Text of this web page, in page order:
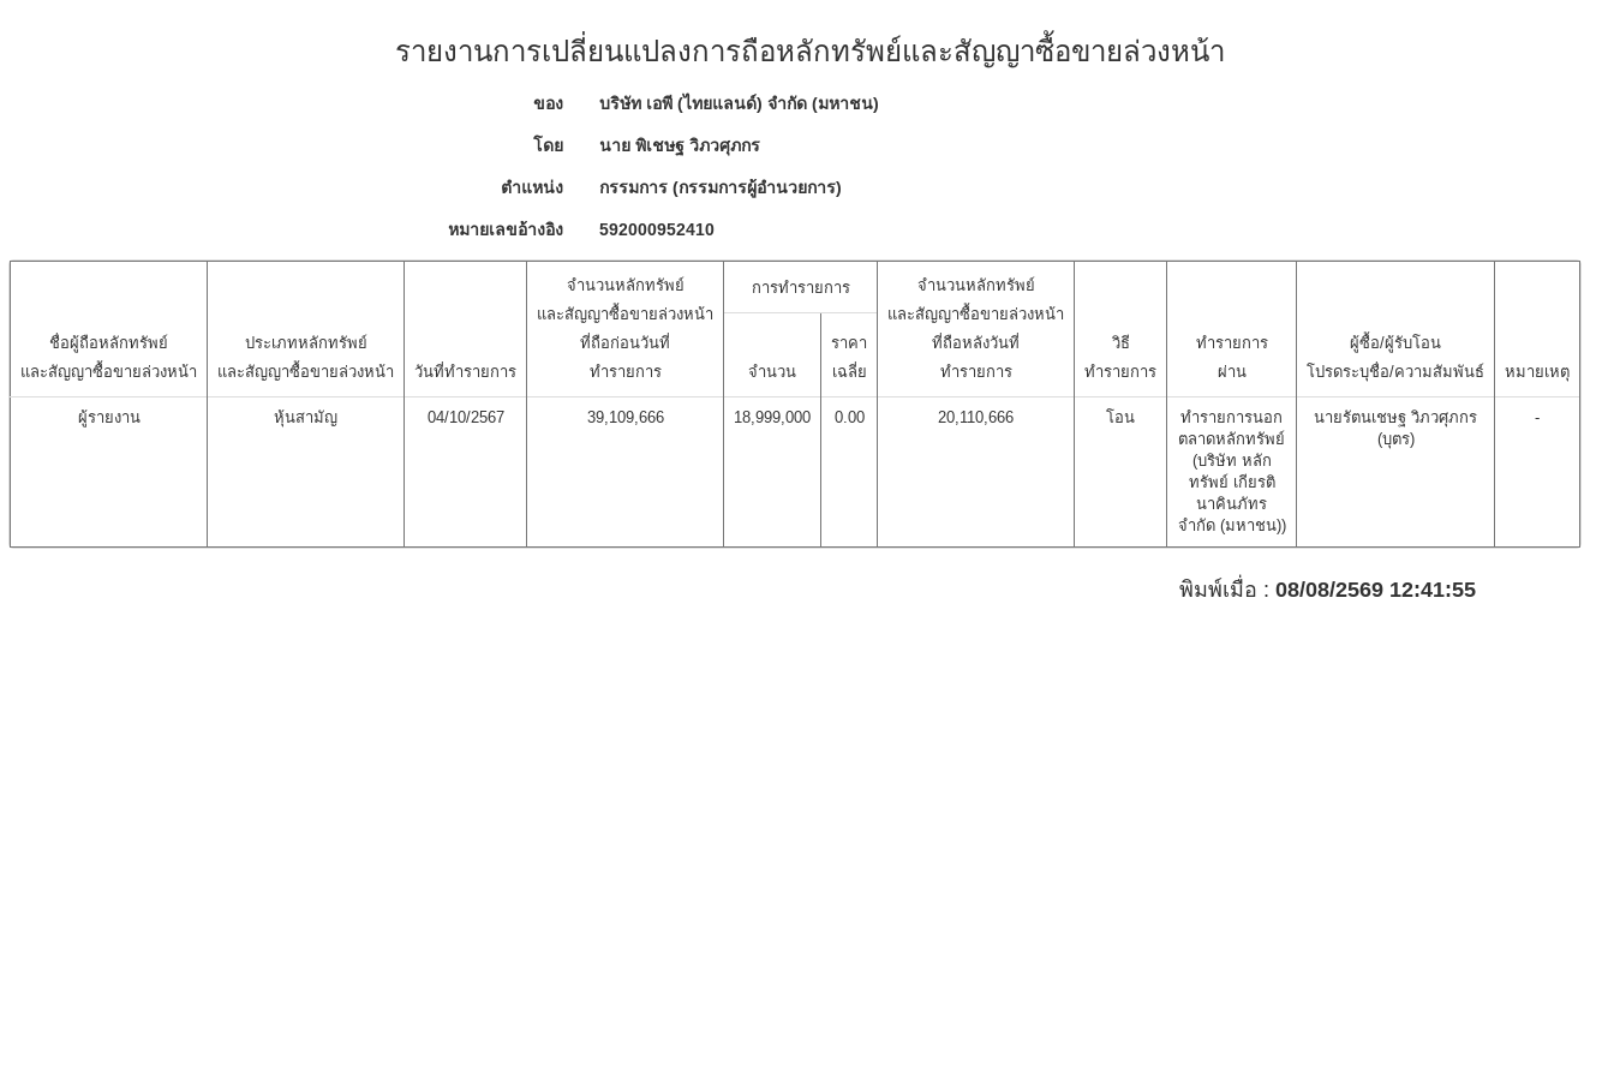
รายงานการเปลี่ยนแปลงการถือหลักทรัพย์และสัญญาซื้อขายล่วงหน้า
ของ บริษัท เอพี (ไทยแลนด์) จำกัด (มหาชน)
โดย นาย พิเชษฐ วิภวศุภกร
ตำแหน่ง กรรมการ (กรรมการผู้อำนวยการ)
หมายเลขอ้างอิง 592000952410
ชื่อผู้ถือหลักทรัพย์
และสัญญาซื้อขายล่วงหน้า
ประเภทหลักทรัพย์
และสัญญาซื้อขายล่วงหน้า
วันที่ทำรายการ
จำนวนหลักทรัพย์
และสัญญาซื้อขายล่วงหน้า
ที่ถือก่อนวันที่
ทำรายการ
การทำรายการ
จำนวนหลักทรัพย์
และสัญญาซื้อขายล่วงหน้า
ที่ถือหลังวันที่
ทำรายการ
วิธี
ทำรายการ
ทำรายการ
ผ่าน
ผู้ซื้อ/ผู้รับโอน
โปรดระบุชื่อ/ความสัมพันธ์
หมายเหตุ
จำนวน
ราคา
เฉลี่ย
ผู้รายงาน หุ้นสามัญ 04/10/2567 39,109,666 18,999,000 0.00 20,110,666 โอน
ทำรายการนอก
ตลาดหลักทรัพย์
(บริษัท หลัก
ทรัพย์ เกียรติ
นาคินภัทร
จำกัด (มหาชน))
นายรัตนเชษฐ วิภวศุภกร
(บุตร)
-
พิมพ์เมื่อ : 08/08/2569 12:41:55